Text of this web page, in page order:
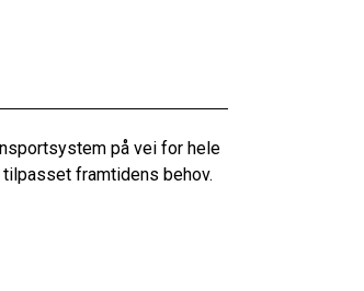
på vei for hele
framtidens behov.